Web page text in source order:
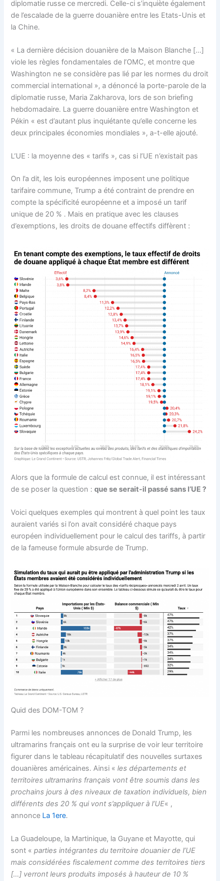
diplomatie russe ce mercredi. Celle-ci s’inquiète également
de l’escalade de la guerre douanière entre les Etats-Unis et
la Chine.
« La dernière décision douanière de la Maison Blanche […]
viole les règles fondamentales de l’OMC, et montre que
Washington ne se considère pas lié par les normes du droit
commercial international », a dénoncé la porte-parole de la
diplomatie russe, Maria Zakharova, lors de son briefing
hebdomadaire. La guerre douanière entre Washington et
Pékin « est d’autant plus inquiétante qu’elle concerne les
deux principales économies mondiales », a-t-elle ajouté.
L’UE : la moyenne des « tarifs », cas si l’UE n’existait pas
On l’a dit, les lois européennes imposent une politique
tarifaire commune, Trump a été contraint de prendre en
compte la spécificité européenne et a imposé un tarif
unique de 20 % . Mais en pratique avec les clauses
d’exemptions, les droits de douane effectifs diffèrent :
Alors que la formule de calcul est connue, il est intéressant
de se poser la question :que se serait-il passé sans l’UE ?
Voici quelques exemples qui montrent à quel point les taux
auraient variés si l’on avait considéré chaque pays
européen individuellement pour le calcul des tariffs, à partir
de la fameuse formule absurde de Trump.
Quid des DOM-TOM ?
Parmi les nombreuses annonces de Donald Trump, les
ultramarins français ont eu la surprise de voir leur territoire
figurer dans le tableau récapitulatif des nouvelles surtaxes
douanières américaines. Ainsi «les départements et
territoires ultramarins français vont être soumis dans les
prochains jours à des niveaux de taxation individuels, bien
différents des 20 % qui vont s’appliquer à l’UE« ,
annonce La 1ere.
La Guadeloupe, la Martinique, la Guyane et Mayotte, qui
sont «parties intégrantes du territoire douanier de l’UE
mais considérées fiscalement comme des territoires tiers
[…] verront leurs produits imposés à hauteur de 10 %